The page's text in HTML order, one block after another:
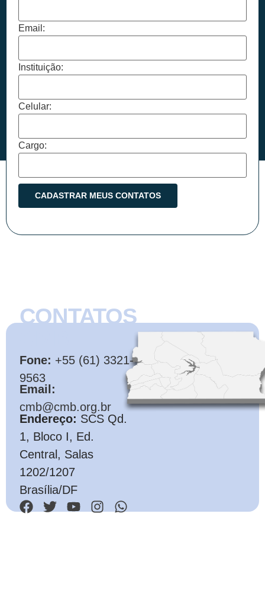
Email:
Instituição:
Celular:
Cargo:
CONTATOS
Fone: +55 (61) 3321-
9563
Email:
cmb@cmb.org.br
Endereço: SCS Qd.
1, Bloco I, Ed.
Central, Salas
1202/1207
Brasília/DF